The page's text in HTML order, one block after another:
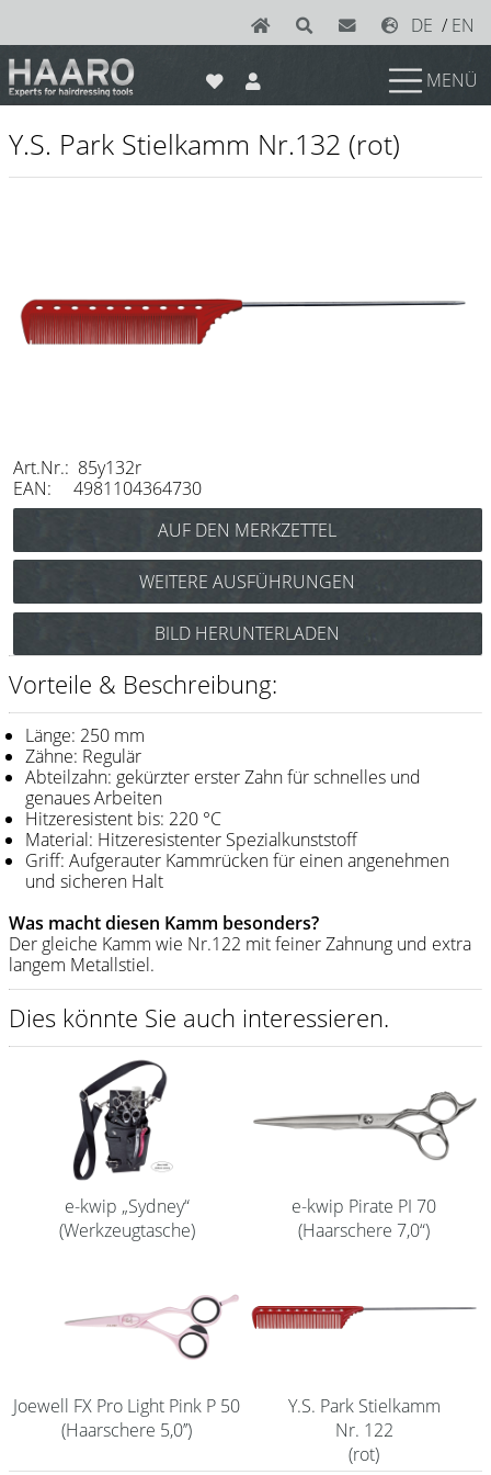
DE / EN
MENÜ
Scheren
e-kwip
Konayuki
Sets
Messer / Klingen
Y.S. Park
Fejic
e-kwip
Bürsten
Y.S. Park
Werkzeugtaschen
e-kwip
Joewell
Shampoo
Aromase Salon-Pro
Equipment
Schleifservice
Produktwissen Scheren
Kataloge
Y.S. Park Stielkamm Nr.132 (rot)
Art.Nr.: 85y132r
EAN: 4981104364730
WEITERE AUSFÜHRUNGEN
Y.S. Park Carbon-Stielkamm Nr.132
(schwarz) Art.Nr.: 85y132cs
(weiß) Art.Nr.: 85y132w
BILD HERUNTERLADEN
Vorteile & Beschreibung:
Länge: 250 mm
Zähne: Regulär
Abteilzahn: gekürzter erster Zahn für schnelles und
genaues Arbeiten
Hitzeresistent bis: 220 °C
Material: Hitzeresistenter Spezialkunststoff
Griff: Aufgerauter Kammrücken für einen angenehmen
und sicheren Halt
Was macht diesen Kamm besonders?
Der gleiche Kamm wie Nr.122 mit feiner Zahnung und extra
langem Metallstiel.
Dies könnte Sie auch interessieren.
e-kwip „Sydney“
(Werkzeugtasche)
e-kwip Pirate PI 70
(Haarschere 7,0“)
Joewell FX Pro Light Pink P 50
(Haarschere 5,0’’)
Y.S. Park Stielkamm
Nr. 122
(rot)